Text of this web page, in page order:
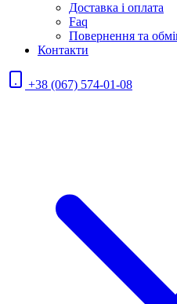
Доставка і оплата
Faq
Повернення та
Контакти
+38 (067) 574-01-08